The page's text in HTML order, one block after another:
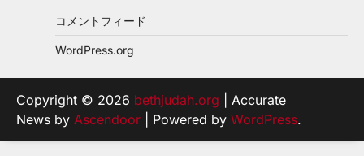
コメントフィード
WordPress.org
Copyright © 2026 bethjudah.org | Accurate
News by Ascendoor | Powered by WordPress.